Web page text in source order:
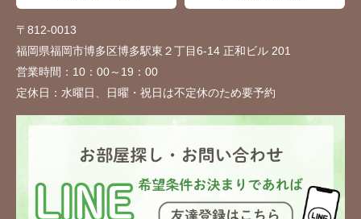
〒812-0013
福岡県福岡市博多区博多駅東２丁目6-14 正和ビル 201
営業時間： 10：00～19：00
定休日： 水曜日、日曜・祝日は不定休のため要予約